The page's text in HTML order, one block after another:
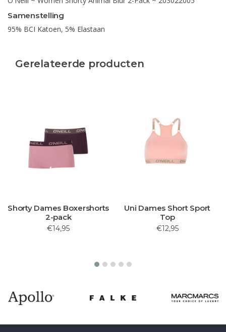
Samenstelling
95% BCI Katoen, 5% Elastaan
Gerelateerde producten
Shorty Dames Boxershorts
2-pack
€14,95
Uni Dames Short Sport
Top
€12,95